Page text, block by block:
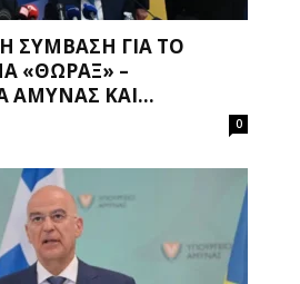
ΣΎΜΒΑΣΗ ΓΙΑ ΤΟ
«ΘΏΡΑΞ» –
ΆΜΥΝΑΣ ΚΑΙ...
0